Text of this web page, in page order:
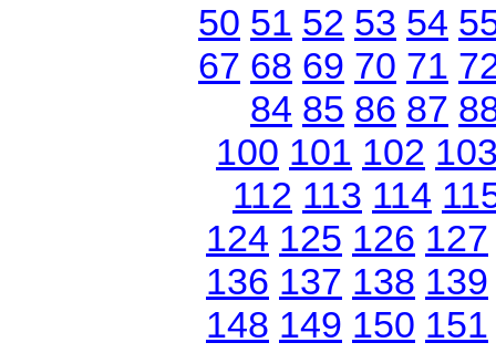
50 51 52 53 54
67 68 69 70 71
84 85 86 87
100 101 102
112 113 114
124 125 126 127
136 137 138 139
148 149 150 151